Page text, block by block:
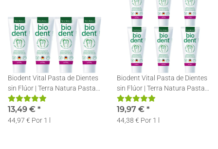
Biodent Vital Pasta de Dientes
sin Flúor | Terra Natura Pasta
Dentífrica | 4 x 75ml
13,49 € *
44,97 € Por 1 l
Biodent Vital Pasta de Dientes
sin Flúor | Terra Natura Pasta
Dentífrica | 6 x 75ml
19,97 € *
44,38 € Por 1 l